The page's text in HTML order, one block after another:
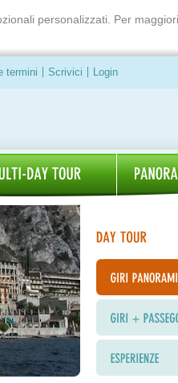
personalizzati. Per
termini Scrivici Login